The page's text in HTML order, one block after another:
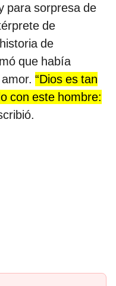
para sorpresa de
de
de
que había
“Dios es tan
con este hombre: